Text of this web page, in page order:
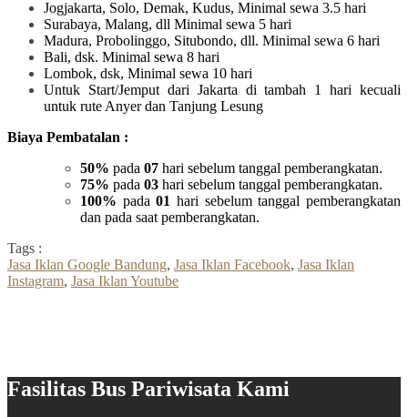
Jogjakarta, Solo, Demak, Kudus, Minimal sewa 3.5 hari
Surabaya, Malang, dll Minimal sewa 5 hari
Madura, Probolinggo, Situbondo, dll. Minimal sewa 6 hari
Bali, dsk. Minimal sewa 8 hari
Lombok, dsk, Minimal sewa 10 hari
Untuk Start/Jemput dari Jakarta di tambah 1 hari kecuali
untuk rute Anyer dan Tanjung Lesung
Biaya Pembatalan :
50% pada 07 hari sebelum tanggal pemberangkatan.
75% pada 03 hari sebelum tanggal pemberangkatan.
100% pada01 hari sebelum tanggal pemberangkatan
dan pada saat pemberangkatan.
Tags :
Jasa Iklan Google Bandung, Jasa Iklan Facebook, Jasa Iklan
Instagram, Jasa Iklan Youtube
Fasilitas Bus Pariwisata Kami